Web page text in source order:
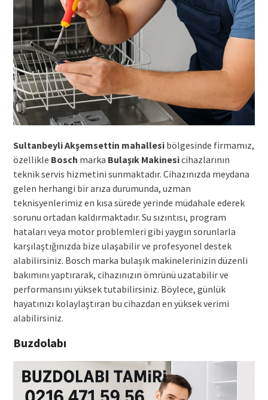
Sultanbeyli Akşemsettin mahallesibölgesinde firmamız,
özellikle Bosch marka Bulaşık Makinesicihazlarının
teknik servis hizmetini sunmaktadır. Cihazınızda meydana
gelen herhangi bir arıza durumunda, uzman
teknisyenlerimiz en kısa sürede yerinde müdahale ederek
sorunu ortadan kaldırmaktadır. Su sızıntısı, program
hataları veya motor problemleri gibi yaygın sorunlarla
karşılaştığınızda bize ulaşabilir ve profesyonel destek
alabilirsiniz. Bosch marka bulaşık makinelerinizin düzenli
bakımını yaptırarak, cihazınızın ömrünü uzatabilir ve
performansını yüksek tutabilirsiniz. Böylece, günlük
hayatınızı kolaylaştıran bu cihazdan en yüksek verimi
alabilirsiniz.
Buzdolabı